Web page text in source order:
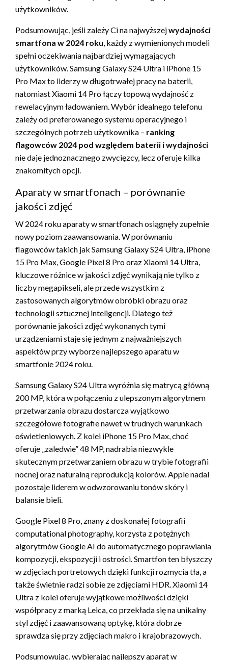
użytkowników.
Podsumowując, jeśli zależy Ci na najwyższejwydajności
smartfona w 2024 roku, każdy z wymienionych modeli
spełni oczekiwania najbardziej wymagających
użytkowników. Samsung Galaxy S24 Ultra i iPhone 15
Pro Max to liderzy w długotrwałej pracy na baterii,
natomiast Xiaomi 14 Pro łączy topową wydajność z
rewelacyjnym ładowaniem. Wybór idealnego telefonu
zależy od preferowanego systemu operacyjnego i
szczególnych potrzeb użytkownika – ranking
flagowców 2024 pod względem baterii i wydajności
nie daje jednoznacznego zwycięzcy, lecz oferuje kilka
znakomitych opcji.
Aparaty w smartfonach – porównanie
jakości zdjęć
W 2024 roku aparaty w smartfonach osiągnęły zupełnie
nowy poziom zaawansowania. W porównaniu
flagowców takich jak Samsung Galaxy S24 Ultra, iPhone
15 Pro Max, Google Pixel 8 Pro oraz Xiaomi 14 Ultra,
kluczowe różnice w jakości zdjęć wynikają nie tylko z
liczby megapikseli, ale przede wszystkim z
zastosowanych algorytmów obróbki obrazu oraz
technologii sztucznej inteligencji. Dlatego też
porównanie jakości zdjęć wykonanych tymi
urządzeniami staje się jednym z najważniejszych
aspektów przy wyborze najlepszego aparatu w
smartfonie 2024 roku.
Samsung Galaxy S24 Ultra wyróżnia się matrycą główną
200 MP, która w połączeniu z ulepszonym algorytmem
przetwarzania obrazu dostarcza wyjątkowo
szczegółowe fotografie nawet w trudnych warunkach
oświetleniowych. Z kolei iPhone 15 Pro Max, choć
oferuje „zaledwie” 48 MP, nadrabia niezwykle
skutecznym przetwarzaniem obrazu w trybie fotografii
nocnej oraz naturalną reprodukcją kolorów. Apple nadal
pozostaje liderem w odwzorowaniu tonów skóry i
balansie bieli.
Google Pixel 8 Pro, znany z doskonałej fotografii
computational photography, korzysta z potężnych
algorytmów Google AI do automatycznego poprawiania
kompozycji, ekspozycji i ostrości. Smartfon ten błyszczy
w zdjęciach portretowych dzięki funkcji rozmycia tła, a
także świetnie radzi sobie ze zdjęciami HDR. Xiaomi 14
Ultra z kolei oferuje wyjątkowe możliwości dzięki
współpracy z marką Leica, co przekłada się na unikalny
styl zdjęć i zaawansowaną optykę, która dobrze
sprawdza się przy zdjęciach makro i krajobrazowych.
Podsumowując, wybierając najlepszy aparat w